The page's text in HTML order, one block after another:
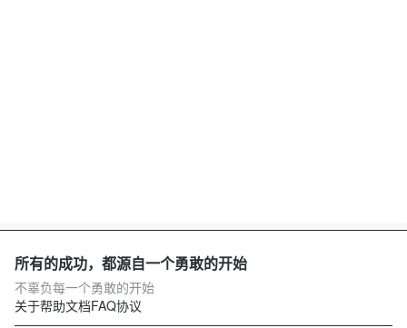
所有的成功，都源自一个勇敢的开始
不辜负每一个勇敢的开始
关于帮助文档FAQ协议